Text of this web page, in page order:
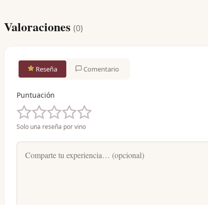
Valoraciones (0)
Reseña Comentario
Puntuación
Solo una reseña por vino